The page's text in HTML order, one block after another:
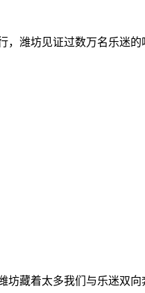
，潍坊见证过数万名乐迷
坊藏着太多我们与乐迷双